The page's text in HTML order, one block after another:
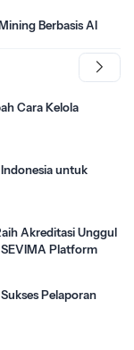
Berbasis AI
Cara Kelola
untuk
Akreditasi Unggul
Platform
Pelaporan